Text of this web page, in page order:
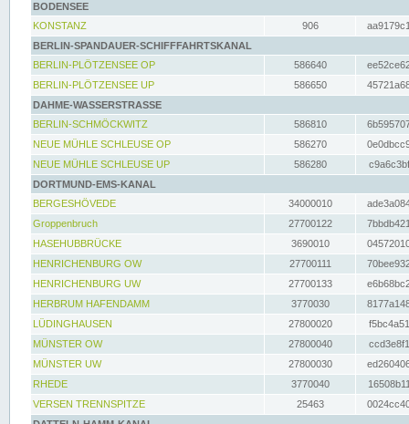
BODENSEE
KONSTANZ
906
BERLIN-SPANDAUER-SCHIFFFAHRTSKANAL
BERLIN-PLÖTZENSEE OP
586640
BERLIN-PLÖTZENSEE UP
586650
DAHME-WASSERSTRASSE
BERLIN-SCHMÖCKWITZ
586810
NEUE MÜHLE SCHLEUSE OP
586270
NEUE MÜHLE SCHLEUSE UP
586280
DORTMUND-EMS-KANAL
BERGESHÖVEDE
34000010
Groppenbruch
27700122
HASEHUBBRÜCKE
3690010
HENRICHENBURG OW
27700111
HENRICHENBURG UW
27700133
HERBRUM HAFENDAMM
3770030
LÜDINGHAUSEN
27800020
MÜNSTER OW
27800040
MÜNSTER UW
27800030
RHEDE
3770040
VERSEN TRENNSPITZE
25463